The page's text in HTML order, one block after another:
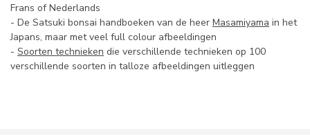
Frans of Nederlands
- De Satsuki bonsai handboeken van de heer Masamiyama in het
Japans, maar met veel full colour afbeeldingen
- Soorten technieken die verschillende technieken op 100
verschillende soorten in talloze afbeeldingen uitleggen